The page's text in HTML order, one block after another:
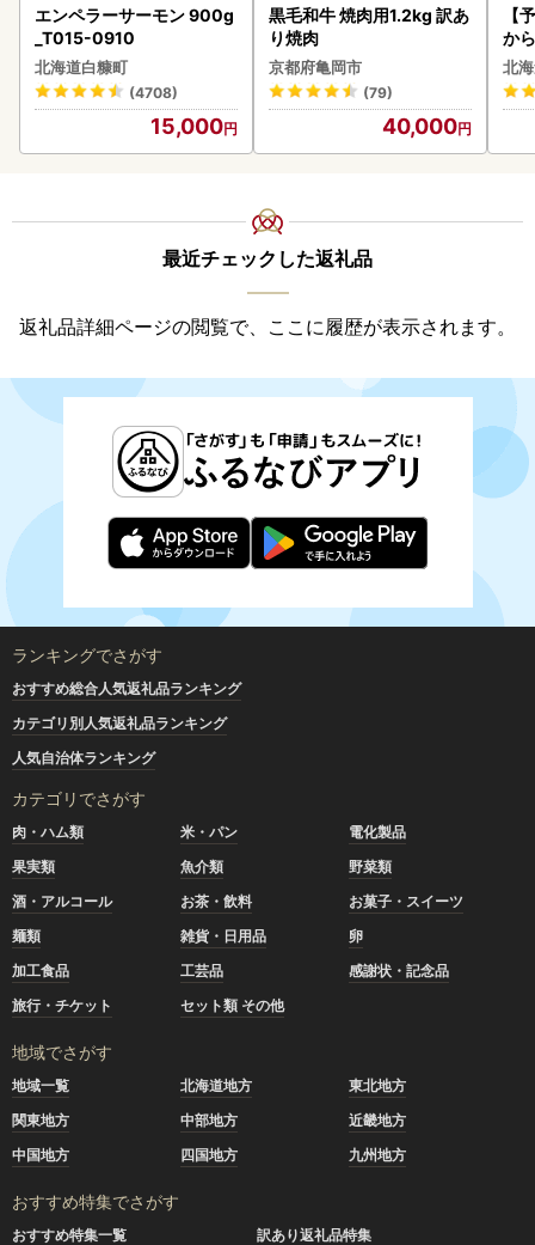
エンペラーサーモン 900g
_T015-0910
北海道白糠町
(4708)
15,000
黒毛和牛 焼肉用1.2kg 訳あ
り焼肉
京都府亀岡市
(79)
40,000
【
か
ら
g (
)【
北
最近チェックした返礼品
返礼品詳細ページの閲覧で、ここに履歴が表示されます。
ランキングでさがす
おすすめ総合人気返礼品ランキング
カテゴリ別人気返礼品ランキング
人気自治体ランキング
カテゴリでさがす
肉・ハム類 米・パン
電化製品
果実類
魚介類
野菜類
酒・アルコール
お茶・飲料
お菓子・スイーツ
麺類
雑貨・日用品
卵
加工食品
工芸品
感謝状・記念品
旅行・チケット
セット類 その他
地域でさがす
地域一覧 北海道地方
東北地方
関東地方
中部地方
近畿地方
中国地方
四国地方 九州地方
おすすめ特集でさがす
おすすめ特集一覧
訳あり返礼品特集